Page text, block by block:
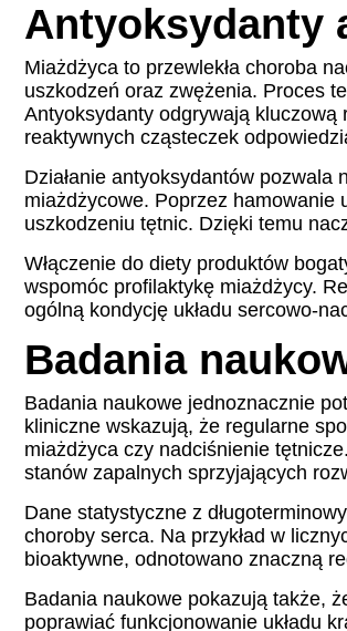
Antyoksydanty
Miażdżyca to przewlekła choroba
uszkodzeń oraz zwężenia. Proces
Antyoksydanty odgrywają
reaktywnych cząsteczek
Działanie antyoksydantów pozwala
miażdżycowe. Poprzez hamowanie
uszkodzeniu tętnic. Dzięki temu
Włączenie do diety produktów
wspomóc profilaktykę miażdżycy.
ogólną kondycję układu sercowo-
Badania
Badania naukowe jednoznacznie
kliniczne wskazują, że regularne
miażdżyca czy nadciśnienie
stanów zapalnych sprzyjających
Dane statystyczne z
choroby serca. Na przykład w
bioaktywne, odnotowano znaczną
Badania naukowe pokazują także,
poprawiać funkcjonowanie układu